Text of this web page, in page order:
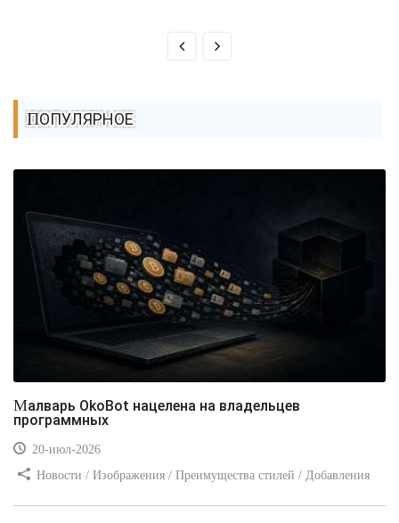
ПОПУЛЯРНОЕ
Малварь OkoBot нацелена на владельцев
программных
20-июл-2026
Новости / Изображения / Преимущества стилей / Добавления